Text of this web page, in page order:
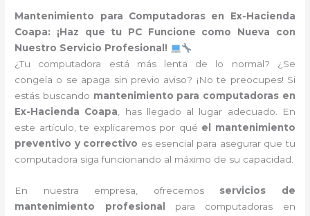
Mantenimiento para Computadoras en Ex-Hacienda
Coapa: ¡Haz que tu PC Funcione como Nueva con
Nuestro Servicio Profesional!
¿Tu computadora está más lenta de lo normal? ¿Se
congela o se apaga sin previo aviso? ¡No te preocupes! Si
estás buscando mantenimiento para computadoras en
Ex-Hacienda Coapa, has llegado al lugar adecuado. En
este artículo, te explicaremos por qué el mantenimiento
preventivo y correctivo es esencial para asegurar que tu
computadora siga funcionando al máximo de su capacidad.
En nuestra empresa, ofrecemos servicios de
mantenimiento profesional
para computadoras en